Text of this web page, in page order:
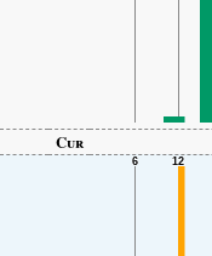
Cur